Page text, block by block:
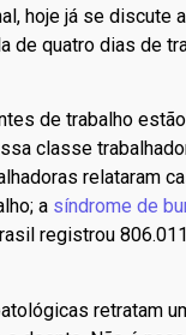
hoje já se discute
de quatro dias de
de trabalho
classe
relataram
a síndrome de
registrou 806.011
retratam